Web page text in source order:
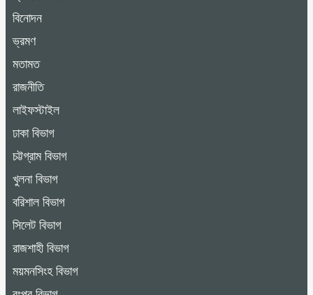
বিনোদন
ভ্রমণ
মতামত
রাজনীতি
লাইফস্টাইল
ঢাকা বিভাগ
চট্টগ্রাম বিভাগ
খুলনা বিভাগ
বরিশাল বিভাগ
সিলেট বিভাগ
রাজশাহী বিভাগ
ময়মনসিংহ বিভাগ